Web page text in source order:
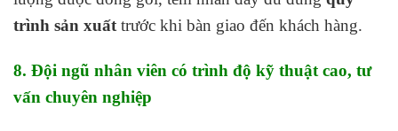
trình sản xuất trước khi bàn giao đến khách hàng.
8. Đội ngũ nhân viên có trình độ kỹ thuật cao, tư
vấn chuyên nghiệp